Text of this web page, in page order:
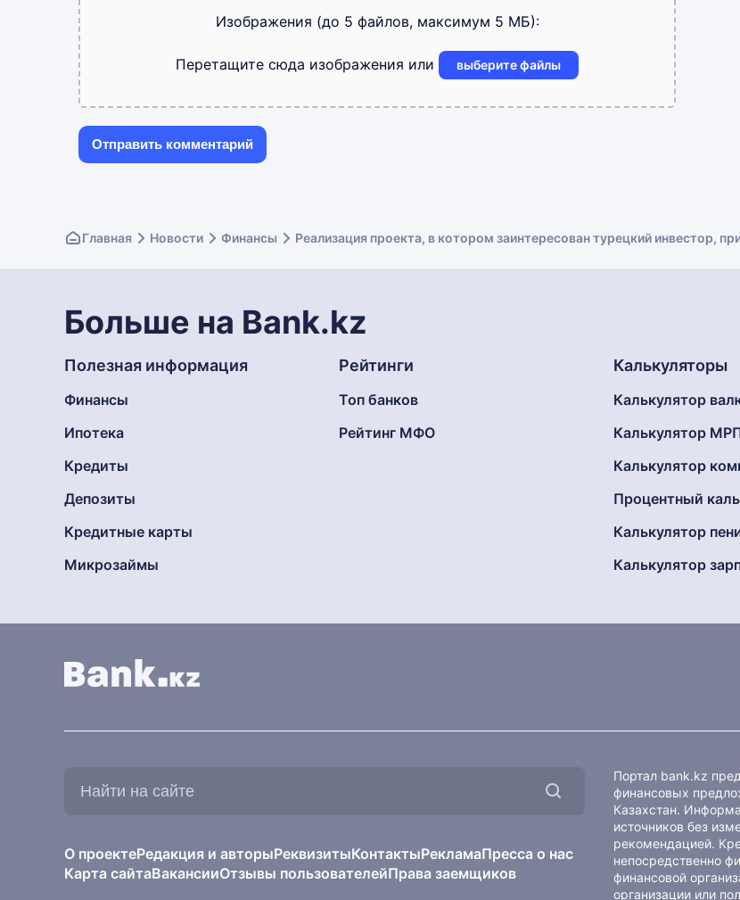
Изображения (до 5 файлов, максимум 5 МБ):
Перетащите сюда изображения или выберите файлы
Главная Новости Финансы Реализация проекта, в котором заинтересован турецкий инвестор,
Больше на Bank.kz
Полезная информация
Финансы
Ипотека
Кредиты
Депозиты
Кредитные карты
Микрозаймы
Рейтинги
Топ банков
Рейтинг МФО
Калькуляторы
Калькулятор
Калькулятор
Калькулятор
Процентный
Калькулятор
Калькулятор
О проектеРедакция и авторыРеквизитыКонтактыРекламаПресса о нас
Карта сайтаВакансииОтзывы пользователейПрава заемщиков
Портал bank.kz
финансовых
Казахстан.
источников без
рекомендацией.
непосредственно
финансовой
организации или